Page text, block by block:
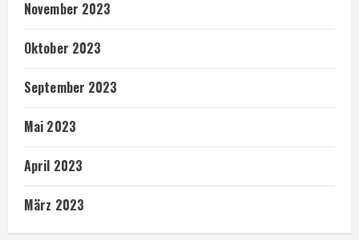
November 2023
Oktober 2023
September 2023
Mai 2023
April 2023
März 2023